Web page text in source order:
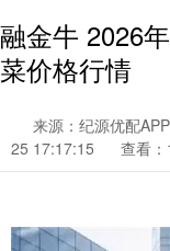
融金牛 2026
菜价格行情
来源：纪源优配
25 17:17:15
查看：